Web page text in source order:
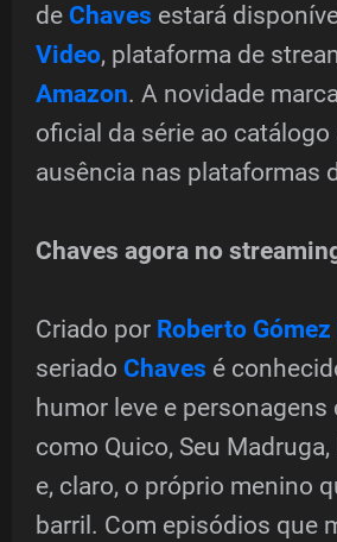
de Chaves estará
Video, plataforma de
Amazon. A novidade
oficial da série ao
ausência nas plataformas
Chaves agora no
Criado por Roberto
seriado Chaves é
humor leve e personagens
como Quico, Seu
e, claro, o próprio menino
barril. Com episódios que